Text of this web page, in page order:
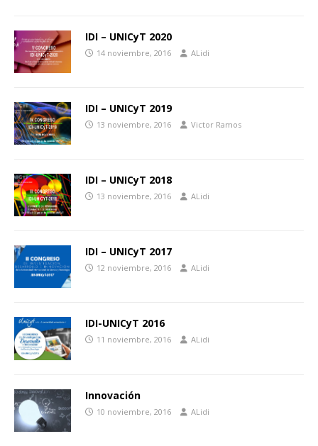
IDI – UNICyT 2020
14 noviembre, 2016 ALidi
IDI – UNICyT 2019
13 noviembre, 2016 Victor Ramos
IDI – UNICyT 2018
13 noviembre, 2016 ALidi
IDI – UNICyT 2017
12 noviembre, 2016 ALidi
IDI-UNICyT 2016
11 noviembre, 2016 ALidi
Innovación
10 noviembre, 2016 ALidi